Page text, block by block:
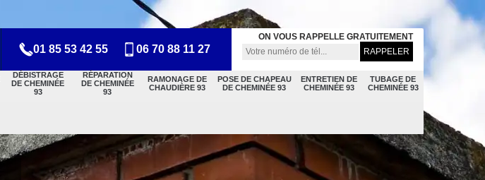
DÉBISTRAGE
DE CHEMINÉE
93
RÉPARATION
DE CHEMINÉE
93
RAMONAGE DE
CHAUDIÈRE 93
POSE DE CHAPEAU
DE CHEMINÉE 93
ENTRETIEN DE
CHEMINÉE 93
TUBAGE DE
CHEMINÉE 93
01 85 53 42 55 06 70 88 11 27
ON VOUS RAPPELLE GRATUITEMENT